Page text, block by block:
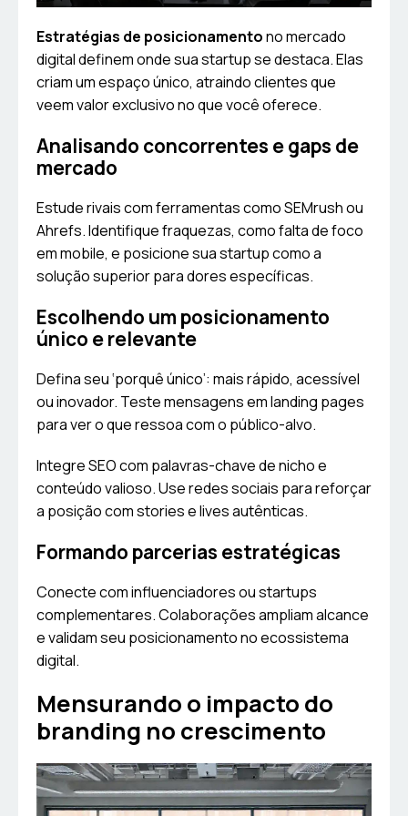
Estratégias de posicionamentono mercado
digital definem onde sua startup se destaca. Elas
criam um espaço único, atraindo clientes que
veem valor exclusivo no que você oferece.
Analisando concorrentes e gaps de
mercado
Estude rivais com ferramentas como SEMrush ou
Ahrefs. Identifique fraquezas, como falta de foco
em mobile, e posicione sua startup como a
solução superior para dores específicas.
Escolhendo um posicionamento
único e relevante
Defina seu ‘porquê único’: mais rápido, acessível
ou inovador. Teste mensagens em landing pages
para ver o que ressoa com o público-alvo.
Integre SEO com palavras-chave de nicho e
conteúdo valioso. Use redes sociais para reforçar
a posição com stories e lives autênticas.
Formando parcerias estratégicas
Conecte com influenciadores ou startups
complementares. Colaborações ampliam alcance
e validam seu posicionamento no ecossistema
digital.
Mensurando o impacto do
branding no crescimento